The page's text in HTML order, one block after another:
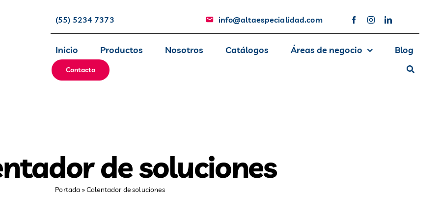
(55) 5234 7373 info@altaespecialidad.com
Inicio Productos Nosotros Catálogos Áreas de negocio Blog
Contacto
de soluciones
Portada »Calentador de soluciones